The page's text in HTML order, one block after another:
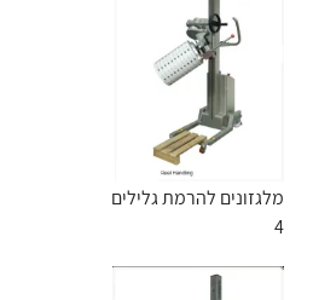
מלגזונים להרמת גלילים
4